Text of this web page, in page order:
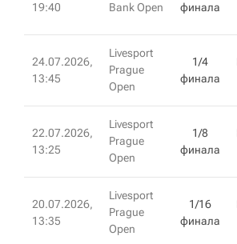
19:40
Bank Open
финала
24.07.2026,
13:45
Livesport
Prague
Open
1/4
финала
22.07.2026,
13:25
Livesport
Prague
Open
1/8
финала
20.07.2026,
13:35
Livesport
Prague
Open
1/16
финала